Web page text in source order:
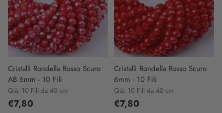
Cristalli Rondella Rosso Scuro
AB 6mm - 10 Fili
Qtà: 10 Fili da 40 cm
€7,80
Cristalli Rondella Rosso Scuro
6mm - 10 Fili
Qtà: 10 Fili da 40 cm
€7,80